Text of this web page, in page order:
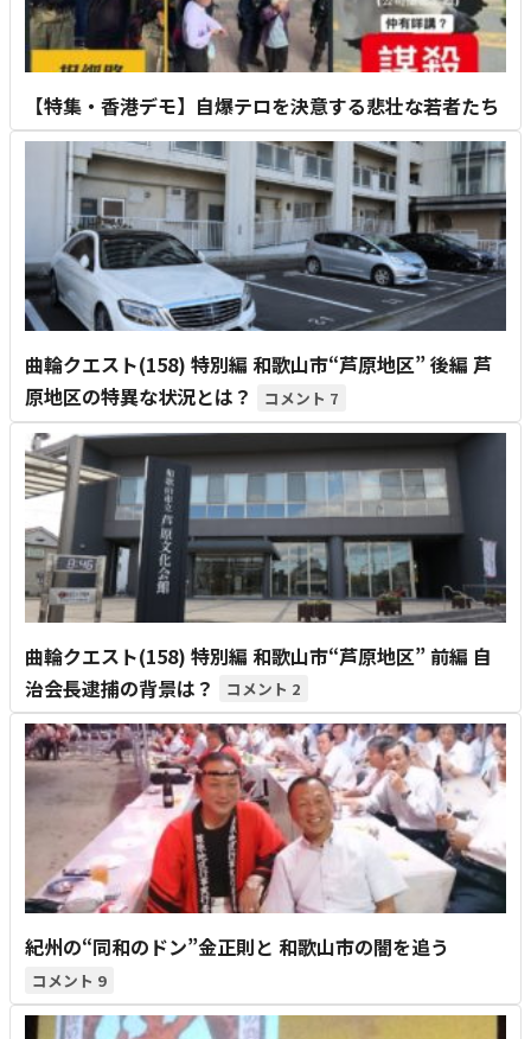
【特集・香港デモ】自爆テロを決意する悲壮な若者たち
曲輪クエスト(158) 特別編 和歌山市“芦原地区” 後編 芦
原地区の特異な状況とは？
7
曲輪クエスト(158) 特別編 和歌山市“芦原地区” 前編 自
治会長逮捕の背景は？
2
紀州の“同和のドン”金正則と 和歌山市の闇を追う
9